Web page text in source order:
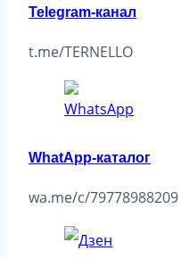
Telegram-канал
t.me/TERNELLO
WhatApp-каталог
wa.me/c/79778988209